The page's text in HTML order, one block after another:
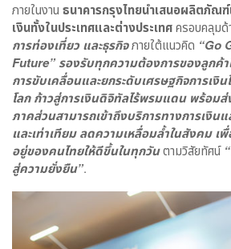
ภายในงาน ธนาคารกรุงไทยนำเสนอผลิตภัณ
เงินทั้งในประเทศและต่างประเทศครอบคลุมด้
การท่องเที่ยว และธุรกิจภายใต้แนวคิด “Go
Future” รองรับทุกความต้องการของลูกค้
การขับเคลื่อนและยกระดับเศรษฐกิจการเงิ
โลก ก้าวสู่การเงินดิจิทัลไร้พรมแดน พร้อมส่
ภาคส่วนสามารถเข้าถึงบริการทางการเงิน
และเท่าเทียม ลดความเหลื่อมล้ำในสังคม เ
อยู่ของคนไทยให้ดีขึ้นในทุกวันตามวิสัยทัศน์“
สู่ความยั่งยืน”.